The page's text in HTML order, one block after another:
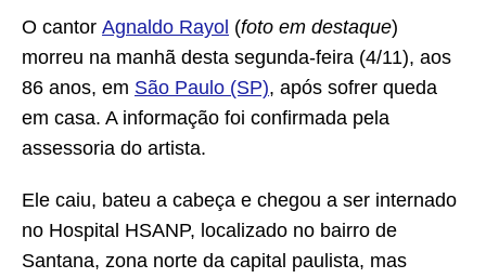
O cantor Agnaldo Rayol (foto em destaque)
morreu na manhã desta segunda-feira (4/11), aos
86 anos, em São Paulo (SP), após sofrer queda
em casa. A informação foi confirmada pela
assessoria do artista.
Ele caiu, bateu a cabeça e chegou a ser internado
no Hospital HSANP, localizado no bairro de
Santana, zona norte da capital paulista, mas